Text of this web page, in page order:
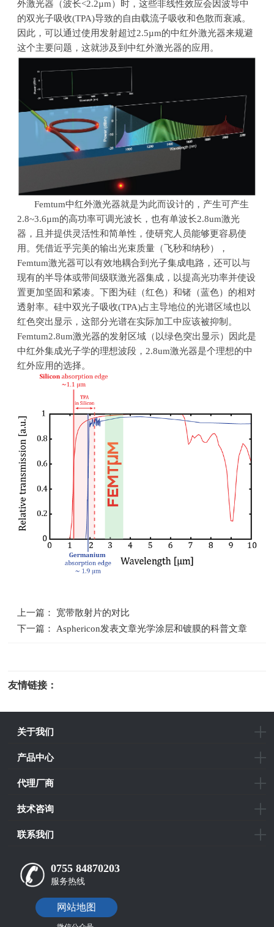
外激光器（波长<2.2µm）时，这些非线性效应会因波导中
的双光子吸收(TPA)导致的自由载流子吸收和色散而衰减。
因此，可以通过使用发射超过2.5µm的中红外激光器来规避
这个主要问题，这就涉及到中红外激光器的应用。
Femtum中红外激光器就是为此而设计的，产生可产生
2.8~3.6µm的高功率可调光波长，也有单波长2.8um激光
器，且并提供灵活性和简单性，使研究人员能够更容易使
用。凭借近乎完美的输出光束质量（飞秒和纳秒），
Femtum激光器可以有效地耦合到光子集成电路，还可以与
现有的半导体或带间级联激光器集成，以提高光功率并使设
置更加坚固和紧凑。下图为硅（红色）和锗（蓝色）的相对
透射率。硅中双光子吸收(TPA)占主导地位的光谱区域也以
红色突出显示，这部分光谱在实际加工中应该被抑制。
Femtum2.8um激光器的发射区域（以绿色突出显示）因此是
中红外集成光子学的理想波段，2.8um激光器是个理想的中
红外应用的选择。
上一篇： 宽带散射片的对比
下一篇： Asphericon发表文章光学涂层和镀膜的科普文章
友情链接：
关于我们
产品中心
代理厂商
技术咨询
联系我们
0755 84870203
服务热线
网站地图